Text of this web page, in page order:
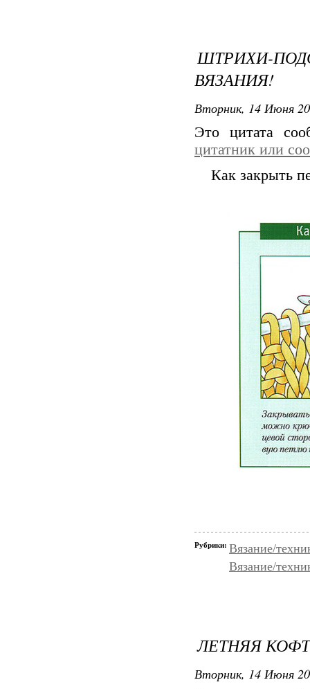
ШТРИХИ-
ВЯЗАНИЯ!
Вторник, 14 Июня
Это цитата
цитатник или
Как закрыть
Рубрики: Вязание/
Вязание/
ЛЕТНЯЯ
Вторник, 14 Июня